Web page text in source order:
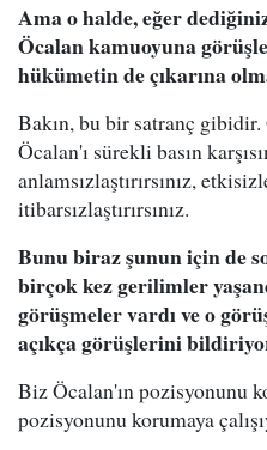
Ama o halde, eğer
Öcalan kamuoyuna
hükümetin de çıkarına
Bakın, bu bir satranç
Öcalan'ı sürekli basın
anlamsızlaştırırsınız,
itibarsızlaştırırsınız.
Bunu biraz şunun için de
birçok kez gerilimler
görüşmeler vardı ve o
açıkça görüşlerini
Biz Öcalan'ın pozisyonunu
pozisyonunu korumaya